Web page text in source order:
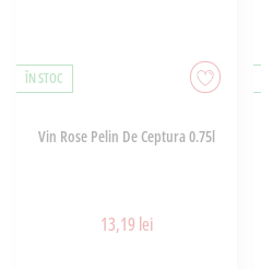
ÎN STOC
Vin Rose Pelin De Ceptura 0.75l
13,19 lei